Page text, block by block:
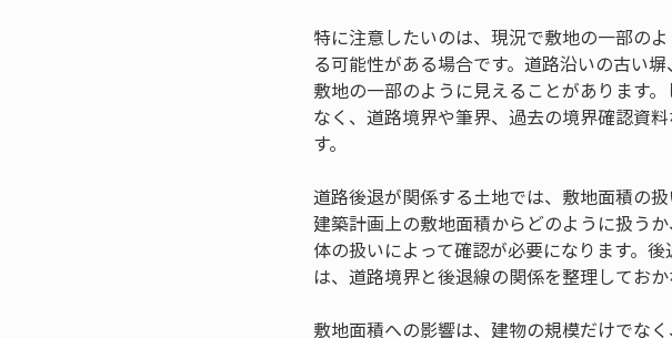
特に注意したいのは、現況で敷地の一部の
る可能性がある場合です。道路沿いの古い
敷地の一部のように見えることがあります
なく、道路境界や筆界、過去の境界確認資
す。
道路後退が関係する土地では、敷地面積の
建築計画上の敷地面積からどのように扱う
体の扱いによって確認が必要になります。
は、道路境界と後退線の関係を整理してお
敷地面積への影響は、建物の規模だけでな